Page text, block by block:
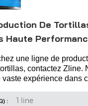
De
Haute
une ligne de
contactez Zline.
expérience dans
: 1 line